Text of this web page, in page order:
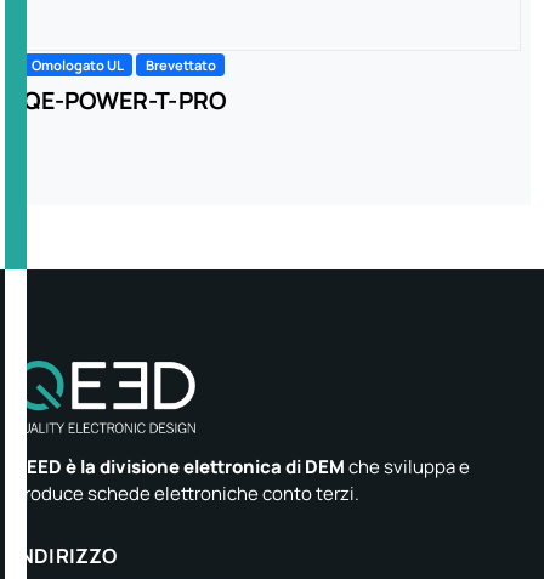
Omologato UL Brevettato
QE-POWER-T-PRO
QEED è la divisione elettronica di DEMche sviluppa e
produce schede elettroniche conto terzi.
INDIRIZZO